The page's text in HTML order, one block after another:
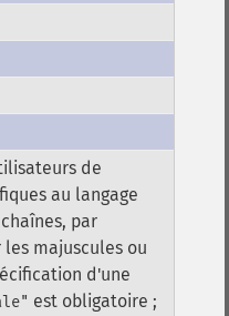
de
au langage
par
majuscules ou
d'une
est obligatoire ;